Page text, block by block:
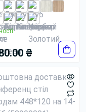
₴
доставка